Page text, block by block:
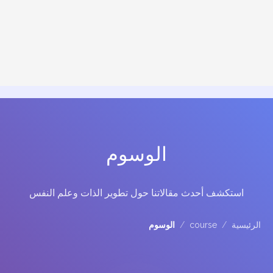
الوسوم
استكشف أحدث مقالاتنا حول تطوير الذات وعلم النفس
الرئيسية /
course
/ الوسوم